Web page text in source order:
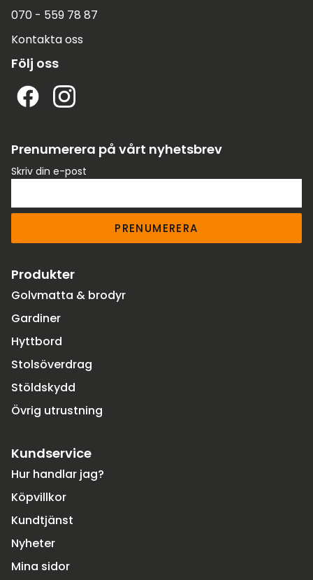
070 - 559 78 87
Kontakta oss
Följ oss
Prenumerera på vårt nyhetsbrev
Skriv din e-post
PRENUMERERA
Produkter
Golvmatta & brodyr
Gardiner
Hyttbord
Stolsöverdrag
Stöldskydd
Övrig utrustning
Kundservice
Hur handlar jag?
Köpvillkor
Kundtjänst
Nyheter
Mina sidor